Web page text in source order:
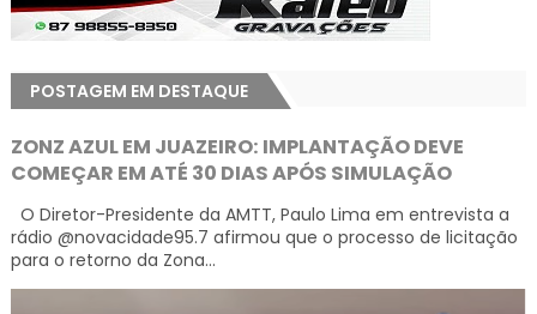
POSTAGEM EM DESTAQUE
ZONZ AZUL EM JUAZEIRO: IMPLANTAÇÃO DEVE
COMEÇAR EM ATÉ 30 DIAS APÓS SIMULAÇÃO
O Diretor-Presidente da AMTT, Paulo Lima em entrevista a
rádio @novacidade95.7 afirmou que o processo de licitação
para o retorno da Zona...